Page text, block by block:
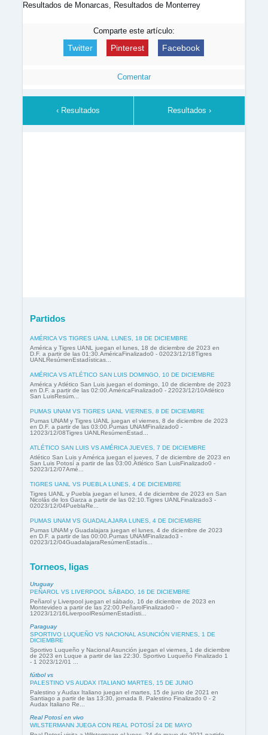
Resultados de Monarcas, Resultados de Monterrey
Comparte este artículo:
Twitter Pinterest Facebook
Comentar
‹ Resultados Resultados ›
Partidos
AMÉRICA VS TIGRES UANL LUNES, 18 DE DICIEMBRE
América y Tigres UANL juegan el lunes, 18 de diciembre de 2023 en
D.F. a partir de las 01:30.AméricaFinalizado0 - 02023/12/18Tigres
UANLResúmenEstadísticas...
AMÉRICA VS ATLÉTICO SAN LUIS DOMINGO, 10 DE DICIEMBRE
América y Atlético San Luis juegan el domingo, 10 de diciembre de 2023
en D.F. a partir de las 02:00.AméricaFinalizado0 - 22023/12/10Atlético
San LuisResúm...
PUMAS UNAM VS TIGRES UANL VIERNES, 8 DE DICIEMBRE
Pumas UNAM y Tigres UANL juegan el viernes, 8 de diciembre de 2023
en D.F. a partir de las 03:00.Pumas UNAMFinalizado0 -
12023/12/08Tigres UANLResúmenEstad...
ATLÉTICO SAN LUIS VS AMÉRICA JUEVES, 7 DE DICIEMBRE
Atlético San Luis y América juegan el jueves, 7 de diciembre de 2023 en
San Luis Potosí a partir de las 03:00.Atlético San LuisFinalizado0 -
52023/12/07Amé...
TIGRES UANL VS PUEBLA LUNES, 4 DE DICIEMBRE
Tigres UANL y Puebla juegan el lunes, 4 de diciembre de 2023 en San
Nicolás de los Garza a partir de las 02:10.Tigres UANLFinalizado3 -
02023/12/04PueblaRe...
PUMAS UNAM VS GUADALAJARA LUNES, 4 DE DICIEMBRE
Pumas UNAM y Guadalajara juegan el lunes, 4 de diciembre de 2023
en D.F. a partir de las 00:00.Pumas UNAMFinalizado3 -
02023/12/04GuadalajaraResúmenEstadís...
Torneos, ligas
Uruguay
PEÑAROL VS LIVERPOOL SÁBADO, 16 DE DICIEMBRE
Peñarol y Liverpool juegan el sábado, 16 de diciembre de 2023 en
Montevideo a partir de las 22:00.PeñarolFinalizado0 -
12023/12/16LiverpoolResúmenEstadísti...
Paraguay
SPORTIVO LUQUEÑO VS NACIONAL ASUNCIÓN VIERNES, 1 DE
DICIEMBRE
Sportivo Luqueño y Nacional Asunción juegan el viernes, 1 de diciembre
de 2023 en Luque a partir de las 22:30. Sportivo Luqueño Finalizado 1
- 1 2023/12/01 ...
fútbol vs
PALESTINO VS AUDAX ITALIANO MARTES, 15 DE JUNIO
Palestino y Audax Italiano juegan el martes, 15 de junio de 2021 en
Santiago a partir de las 13:30, jornada 8. Palestino Finalizado 0 - 2
Audax Italiano Re...
Real Potosí en vivo
WILSTERMANN JUEGA CON REAL POTOSÍ 24 DE MAYO